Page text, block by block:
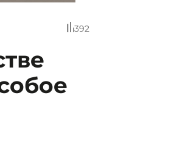
392